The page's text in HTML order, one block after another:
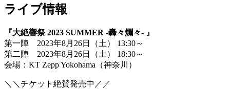
ライブ情報
『大絶響祭 2023 SUMMER -轟々爛々- 』
第一陣 2023年8月26日（土） 13:30～
第二陣 2023年8月26日（土） 18:30～
会場：KT Zepp Yokohama（神奈川）
＼＼チケット絶賛発売中／／